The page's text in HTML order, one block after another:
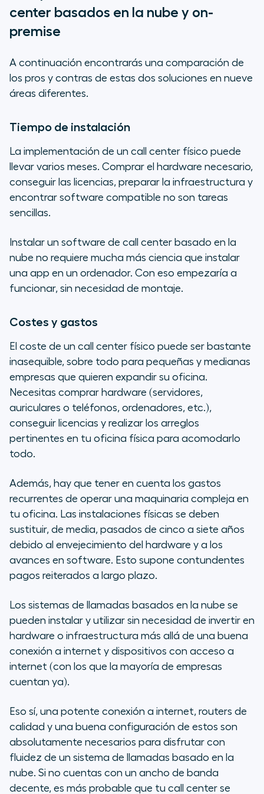
center basados en la nube y on-
premise
A continuación encontrarás una comparación de
los pros y contras de estas dos soluciones en nueve
áreas diferentes.
Tiempo de instalación
La implementación de un call center físico puede
llevar varios meses. Comprar el hardware necesario,
conseguir las licencias, preparar la infraestructura y
encontrar software compatible no son tareas
sencillas.
Instalar un software de call center basado en la
nube no requiere mucha más ciencia que instalar
una app en un ordenador. Con eso empezaría a
funcionar, sin necesidad de montaje.
Costes y gastos
El coste de un call center físico puede ser bastante
inasequible, sobre todo para pequeñas y medianas
empresas que quieren expandir su oficina.
Necesitas comprar hardware (servidores,
auriculares o teléfonos, ordenadores, etc.),
conseguir licencias y realizar los arreglos
pertinentes en tu oficina física para acomodarlo
todo.
Además, hay que tener en cuenta los gastos
recurrentes de operar una maquinaria compleja en
tu oficina. Las instalaciones físicas se deben
sustituir, de media, pasados de cinco a siete años
debido al envejecimiento del hardware y a los
avances en software. Esto supone contundentes
pagos reiterados a largo plazo.
Los sistemas de llamadas basados en la nube se
pueden instalar y utilizar sin necesidad de invertir en
hardware o infraestructura más allá de una buena
conexión a internet y dispositivos con acceso a
internet (con los que la mayoría de empresas
cuentan ya).
Eso sí, una potente conexión a internet, routers de
calidad y una buena configuración de estos son
absolutamente necesarios para disfrutar con
fluidez de un sistema de llamadas basado en la
nube. Si no cuentas con un ancho de banda
decente, es más probable que tu call center se